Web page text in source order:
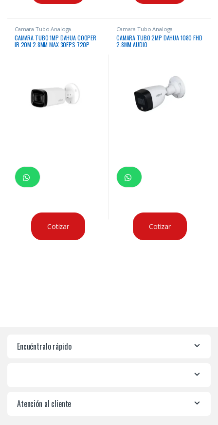
Camara Tubo Analoga
CAMARA TUBO 1MP DAHUA COOPER
IR 20M 2.8MM MAX 30FPS 720P
Cotizar
Camara Tubo Analoga
CAMARA TUBO 2MP DAHUA 1080 FHD
2.8MM AUDIO
Cotizar
Encuéntralo rápido
Atención al cliente